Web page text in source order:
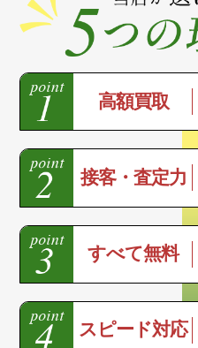
高額買取
接客・査定力
すべて無料
スピード対応